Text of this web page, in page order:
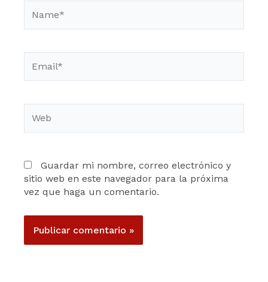
Guardar mi nombre, correo electrónico y
sitio web en este navegador para la próxima
vez que haga un comentario.